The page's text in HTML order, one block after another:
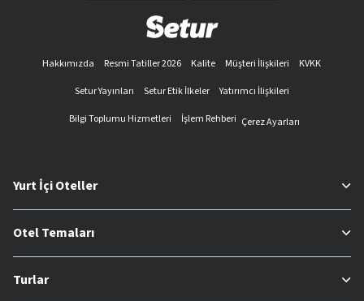
Hakkımızda Resmi Tatiller 2026 Kalite Müşteri İlişkileri
KVKK
Setur Yayınları
Setur Etik İlkeler
Yatırımcı İlişkileri
Bilgi Toplumu Hizmetleri
İşlem Rehberi Çerez Ayarları
Yurt İçi Oteller
Otel Temaları
Turlar